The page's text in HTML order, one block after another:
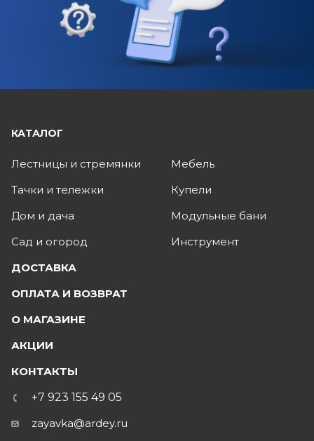
КАТАЛОГ
Лестницы и стремянки
Тачки и тележки
Дом и дача
Сад и огород
Мебель
Купели
Модульные бани
Инструмент
ДОСТАВКА
ОПЛАТА И ВОЗВРАТ
О МАГАЗИНЕ
АКЦИИ
КОНТАКТЫ
+7 923 155 49 05
zayavka@ardey.ru